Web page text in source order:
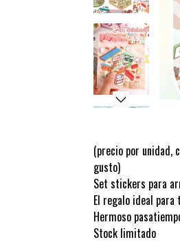
(precio por unidad,
gusto)
Set stickers para
El regalo ideal para
Hermoso
Stock limitado